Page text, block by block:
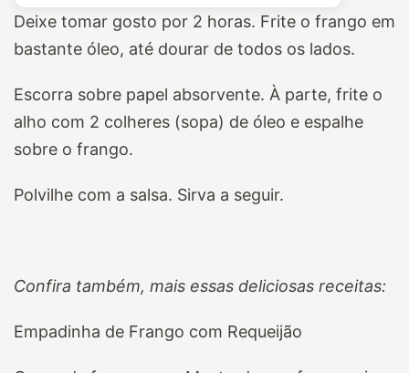
Deixe tomar gosto por 2 horas. Frite o frango em
bastante óleo, até dourar de todos os lados.
Escorra sobre papel absorvente. À parte, frite o
alho com 2 colheres (sopa) de óleo e espalhe
sobre o frango.
Polvilhe com a salsa. Sirva a seguir.
Confira também, mais essas deliciosas receitas:
Empadinha de Frango com Requeijão